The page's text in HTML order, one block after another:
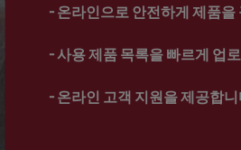
- 온라인으로 안전하게 제품을
- 사용 제품 목록을 빠르게 업
- 온라인 고객 지원을 제공합니